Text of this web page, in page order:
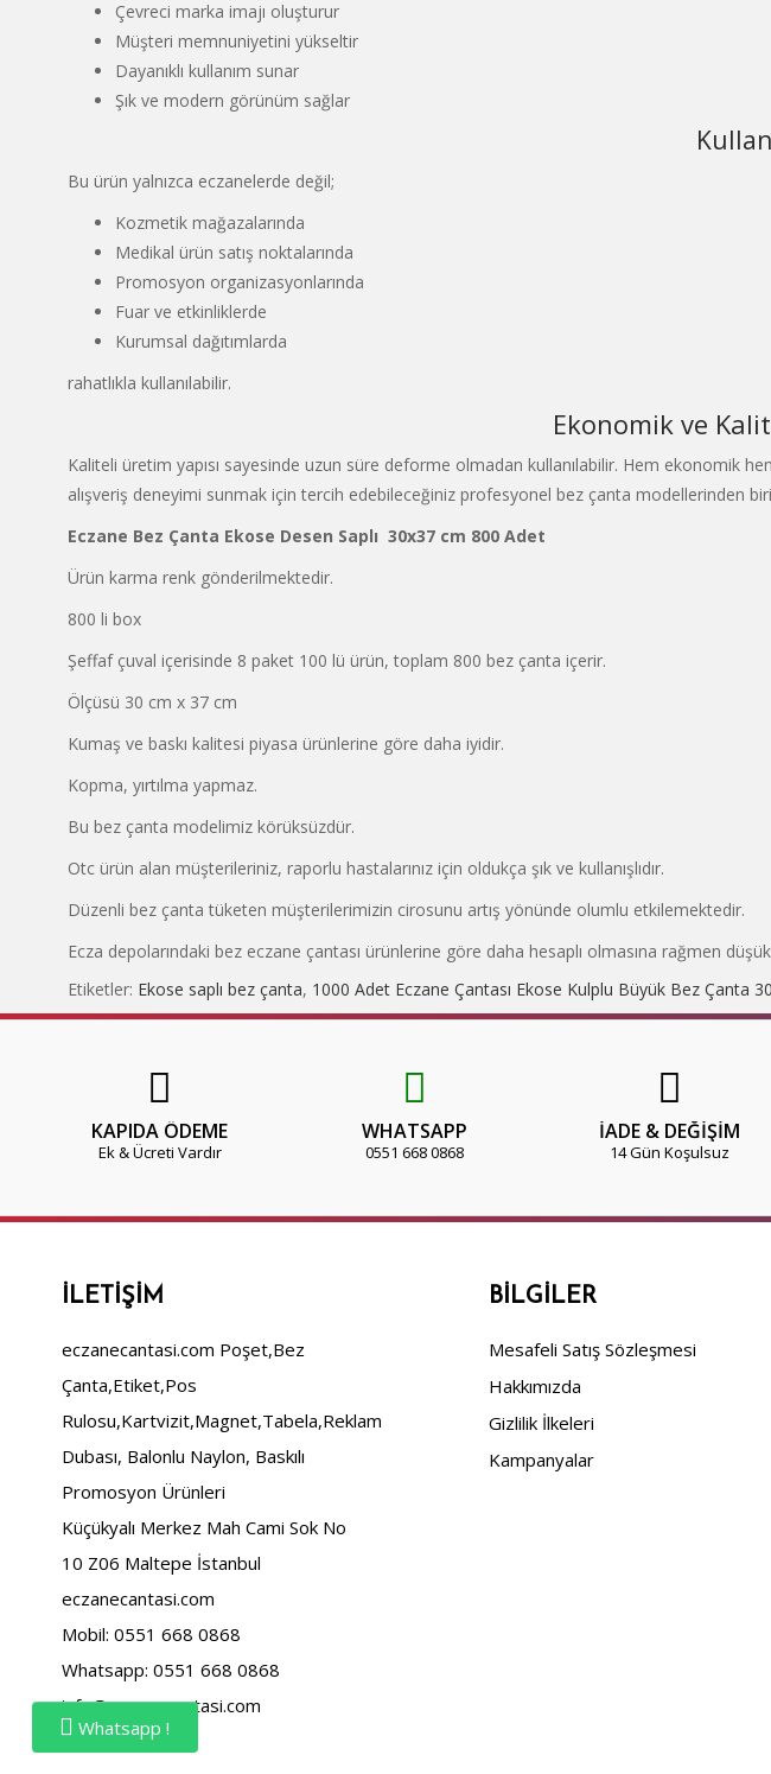
Whatsapp !
Çevreci marka imajı oluşturur
Müşteri memnuniyetini yükseltir
Dayanıklı kullanım sunar
Şık ve modern görünüm sağlar
Bu ürün yalnızca eczanelerde değil;
Kozmetik mağazalarında
Medikal ürün satış noktalarında
Promosyon organizasyonlarında
Fuar ve etkinliklerde
Kurumsal dağıtımlarda
rahatlıkla kullanılabilir.
Ekonomik ve
Kaliteli üretim yapısı sayesinde uzun süre deforme olmadan kullanılabilir. Hem ekonomik
alışveriş deneyimi sunmak için tercih edebileceğiniz profesyonel bez çanta modellerinden
Eczane Bez Çanta Ekose Desen Saplı 30x37 cm 800 Adet
Ürün karma renk gönderilmektedir.
800 li box
Şeffaf çuval içerisinde 8 paket 100 lü ürün, toplam 800 bez çanta içerir.
Ölçüsü 30 cm x 37 cm
Kumaş ve baskı kalitesi piyasa ürünlerine göre daha iyidir.
Kopma, yırtılma yapmaz.
Bu bez çanta modelimiz körüksüzdür.
Otc ürün alan müşterileriniz, raporlu hastalarınız için oldukça şık ve kullanışlıdır.
Düzenli bez çanta tüketen müşterilerimizin cirosunu artış yönünde olumlu etkilemektedir.
Ecza depolarındaki bez eczane çantası ürünlerine göre daha hesaplı olmasına rağmen
Etiketler: Ekose saplı bez çanta, 1000 Adet Eczane Çantası Ekose Kulplu Büyük Bez Çanta
KAPIDA ÖDEME
Ek & Ücreti Vardır
WHATSAPP
0551 668 0868
İADE & DEĞİŞİM
14 Gün Koşulsuz
İLETIŞIM
eczanecantasi.com Poşet,Bez
Çanta,Etiket,Pos
Rulosu,Kartvizit,Magnet,Tabela,Reklam
Dubası, Balonlu Naylon, Baskılı
Promosyon Ürünleri
Küçükyalı Merkez Mah Cami Sok No
10 Z06 Maltepe İstanbul
eczanecantasi.com
Mobil: 0551 668 0868
Whatsapp: 0551 668 0868
info@eczanecantasi.com
BILGILER
Mesafeli Satış Sözleşmesi
Hakkımızda
Gizlilik İlkeleri
Kampanyalar